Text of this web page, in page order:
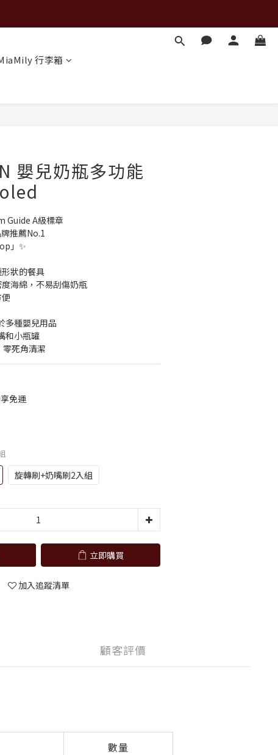
行李箱
嬰兒奶瓶多功能
Guide A級標章
推薦No.1
」✨
狀的餐具
海綿，不易刮傷奶瓶
多種嬰兒用品
和小瓶罐
死角清潔
免運
旋轉刷+奶嘴刷2入組
立即購買
加入追蹤清單
顧客評價
數量